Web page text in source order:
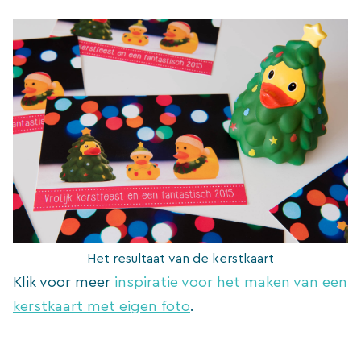
Het resultaat van de kerstkaart
Klik voor meer inspiratie voor het maken van een
kerstkaart met eigen foto.